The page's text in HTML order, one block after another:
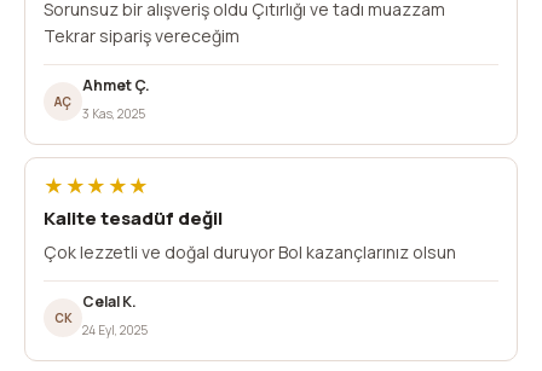
Sorunsuz bir alışveriş oldu Çıtırlığı ve tadı muazzam
Tekrar sipariş vereceğim
AÇ
Ahmet Ç.
3 Kas, 2025
★★★★★
Kalite tesadüf değil
Çok lezzetli ve doğal duruyor Bol kazançlarınız olsun
CK
Celal K.
24 Eyl, 2025